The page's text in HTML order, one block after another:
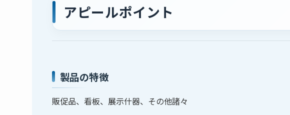
アピールポイント
製品の特徴
販促品、看板、展示什器、その他諸々